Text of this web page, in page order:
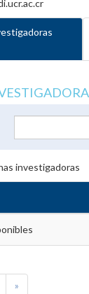
investigadoras
»